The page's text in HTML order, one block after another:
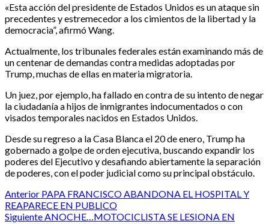
«Esta acción del presidente de Estados Unidos es un ataque sin
precedentes y estremecedor a los cimientos de la libertad y la
democracia”, afirmó Wang.
Actualmente, los tribunales federales están examinando más de
un centenar de demandas contra medidas adoptadas por
Trump, muchas de ellas en materia migratoria.
Un juez, por ejemplo, ha fallado en contra de su intento de negar
la ciudadanía a hijos de inmigrantes indocumentados o con
visados temporales nacidos en Estados Unidos.
Desde su regreso a la Casa Blanca el 20 de enero, Trump ha
gobernado a golpe de orden ejecutiva, buscando expandir los
poderes del Ejecutivo y desafiando abiertamente la separación
de poderes, con el poder judicial como su principal obstáculo.
Post
navigation
Anterior PAPA FRANCISCO ABANDONA EL HOSPITAL Y
REAPARECE EN PUBLICO
Siguiente ANOCHE…MOTOCICLISTA SE LESIONA EN